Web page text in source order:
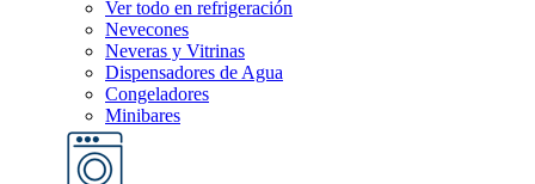
Ver todo en refrigeración
Nevecones
Neveras y Vitrinas
Dispensadores de Agua
Congeladores
Minibares